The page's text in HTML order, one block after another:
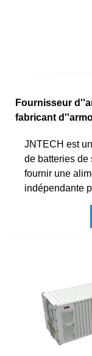
Fournisseur
fabricant
JNTECH est
de batteries de
fournir une
indépendante